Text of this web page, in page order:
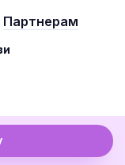
Партнерам